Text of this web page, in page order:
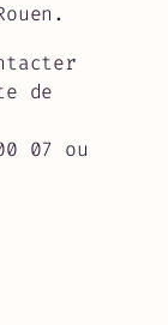
de
07 ou